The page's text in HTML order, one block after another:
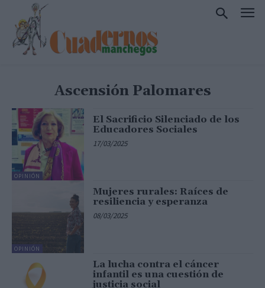
Ascensión Palomares
OPINIÓN
El Sacrificio Silenciado de los
Educadores Sociales
17/03/2025
OPINIÓN
Mujeres rurales: Raíces de
resiliencia y esperanza
08/03/2025
La lucha contra el cáncer
infantil es una cuestión de
justicia social